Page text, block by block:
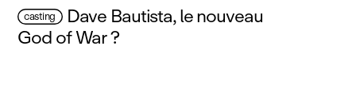
casting Dave Bautista, le nouveau
God of War ?